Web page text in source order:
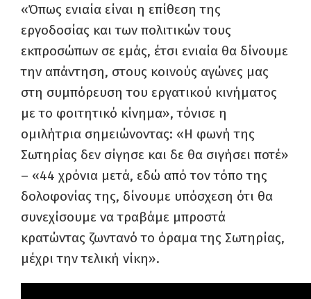
«Όπως ενιαία είναι η επίθεση της
εργοδοσίας και των πολιτικών τους
εκπροσώπων σε εμάς, έτσι ενιαία θα δίνουμε
την απάντηση, στους κοινούς αγώνες μας
στη συμπόρευση του εργατικού κινήματος
με το φοιτητικό κίνημα», τόνισε η
ομιλήτρια σημειώνοντας: «Η φωνή της
Σωτηρίας δεν σίγησε και δε θα σιγήσει ποτέ»
– «44 χρόνια μετά, εδώ από τον τόπο της
δολοφονίας της, δίνουμε υπόσχεση ότι θα
συνεχίσουμε να τραβάμε μπροστά
κρατώντας ζωντανό το όραμα της Σωτηρίας,
μέχρι την τελική νίκη».